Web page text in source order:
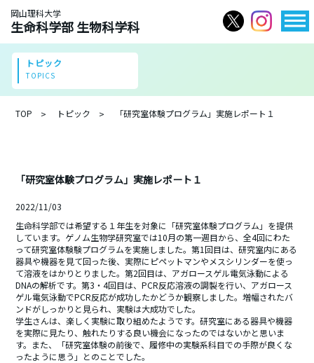
岡山理科大学
生命科学部 生物科学科
トピック
TOPICS
TOP トピック 「研究室体験プログラム」実施レポート１
「研究室体験プログラム」実施レポート１
2022/11/03
生命科学部では希望する１年生を対象に「研究室体験プログラム」を提供
しています。ゲノム生物学研究室では10月の第一週目から、全4回にわた
って研究室体験験プログラムを実施しました。第1回目は、研究室内にある
器具や機器を見て回った後、実際にピペットマンやメスシリンダーを使っ
て溶液をはかりとりました。第2回目は、アガロースゲル電気泳動による
DNAの解析です。第3・4回目は、PCR反応溶液の調製を行い、アガロース
ゲル電気泳動でPCR反応が成功したかどうか観察しました。増幅されたバ
ンドがしっかりと見られ、実験は大成功でした。
学生さんは、楽しく実験に取り組めたようです。研究室にある器具や機器
を実際に見たり、触れたりする良い機会になったのではないかと思いま
す。また、「研究室体験の前後で、履修中の実験系科目での手際が良くな
ったように思う」とのことでした。